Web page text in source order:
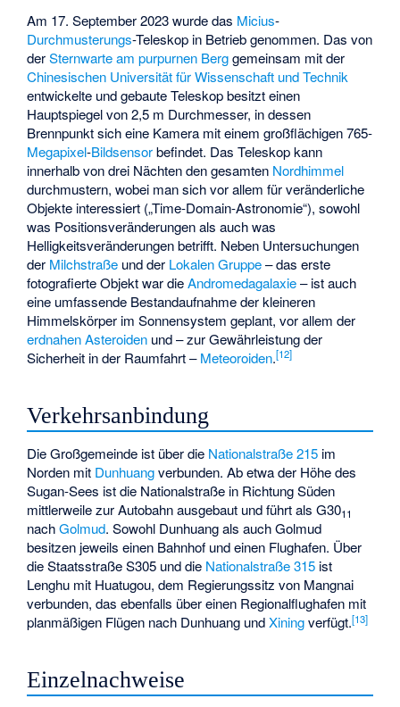
Am 17. September 2023 wurde das Micius-
Durchmusterungs-Teleskop in Betrieb genommen. Das von
derSternwarte am purpurnen Berggemeinsam mit der
Chinesischen Universität für Wissenschaft und Technik
entwickelte und gebaute Teleskop besitzt einen
Hauptspiegel von 2,5 m Durchmesser, in dessen
Brennpunkt sich eine Kamera mit einem großflächigen 765-
Megapixel-Bildsensorbefindet. Das Teleskop kann
innerhalb von drei Nächten den gesamten Nordhimmel
durchmustern, wobei man sich vor allem für veränderliche
Objekte interessiert („Time-Domain-Astronomie“), sowohl
was Positionsveränderungen als auch was
Helligkeitsveränderungen betrifft. Neben Untersuchungen
der Milchstraße und der Lokalen Gruppe– das erste
fotografierte Objekt war dieAndromedagalaxie– ist auch
eine umfassende Bestandaufnahme der kleineren
Himmelskörper im Sonnensystem geplant, vor allem der
erdnahen Asteroiden und – zur Gewährleistung der
Sicherheit in der Raumfahrt –Meteoroiden.[12]
Verkehrsanbindung
Die Großgemeinde ist über die Nationalstraße 215 im
Norden mit Dunhuangverbunden. Ab etwa der Höhe des
Sugan-Sees ist die Nationalstraße in Richtung Süden
mittlerweile zur Autobahn ausgebaut und führt als G3011
nachGolmud. Sowohl Dunhuang als auch Golmud
besitzen jeweils einen Bahnhof und einen Flughafen. Über
die Staatsstraße S305 und die Nationalstraße 315 ist
Lenghu mit Huatugou, dem Regierungssitz von Mangnai
verbunden, das ebenfalls über einen Regionalflughafen mit
planmäßigen Flügen nach Dunhuang undXiningverfügt.[13]
Einzelnachweise